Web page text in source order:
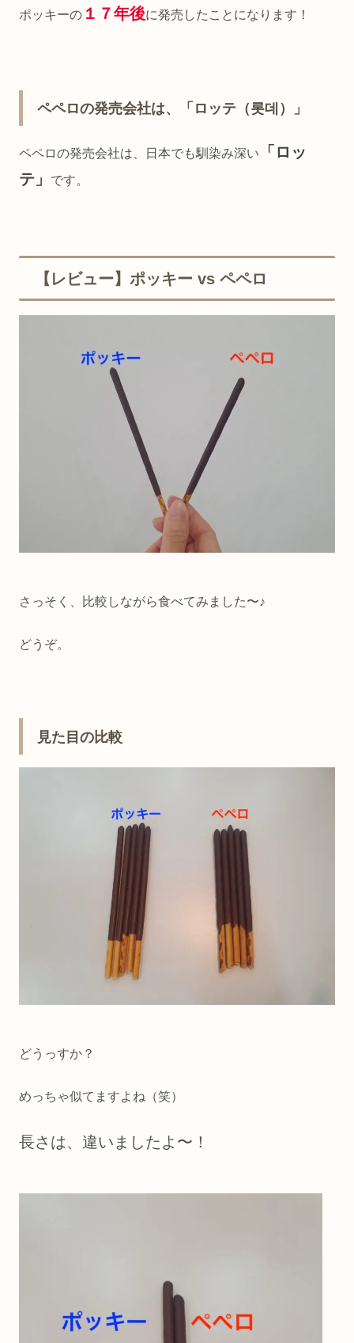
ポッキーの １７年後に発売したことになります！
ペペロの発売会社は、「ロッテ（롯데）」
ペペロの発売会社は、日本でも馴染み深い
「ロッ
テ」
です。
【レビュー】ポッキー vs ペペロ
さっそく、比較しながら食べてみました〜♪
どうぞ。
見た目の比較
どうっすか？
めっちゃ似てますよね（笑）
長さは、違いましたよ〜！